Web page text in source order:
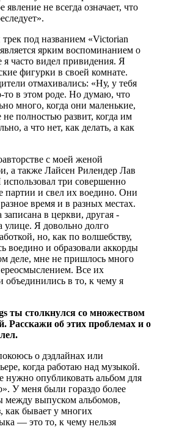
явление не всегда означает, что
под названием «Victorian
ярким воспоминанием о
я часто видел привидения. Я
фигурки в своей комнате.
отмахивались: «Ну, у тебя
в этом роде. Но думаю, что
много, когда они маленькие,
не полностью развит, когда им
а что нет, как делать, а как
с моей женой
а также Лайсен Рилендер Лав
три совершенно
партии и свел их воедино. Они
время и в разных местах.
в церкви, другая -
улице. Я довольно долго
но, как по волшебству,
воедино и образовали аккорды
деле, мне не пришлось много
Все их
объединились в то, к чему я
ты столкнулся со множеством
Расскажи об этих проблемах и о
о дэдлайнах или
когда работаю над музыкой.
опубликовать альбом для
У меня были гораздо более
между выпуском альбомов,
как бывает у многих
— это то, к чему нельзя